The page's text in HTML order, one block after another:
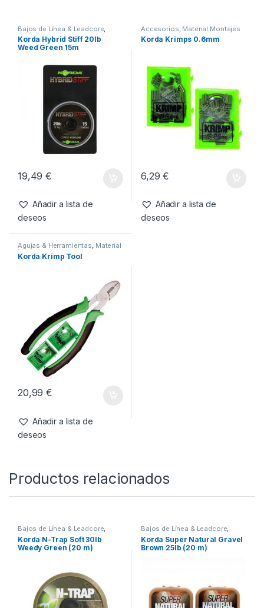
Bajos de Línea & Leadcore
Material Montajes
Korda Hybrid Stiff 20lb
Weed Green 15m
19,49€
Añadir a lista de
deseos
Accesorios Material Montajes
Korda Krimps 0.6mm
6,29€
Añadir a lista de
deseos
Agujas & Herramientas, Material
Montajes
Korda Krimp Tool
20,99€
Añadir a lista de
deseos
Productos relacionados
Bajos de Línea & Leadcore,
Material Montajes
Korda N-Trap Soft 30lb
Weedy Green (20 m)
Bajos de Línea & Leadcore,
Material Montajes
Korda Super Natural Gravel
Brown 25lb (20 m)